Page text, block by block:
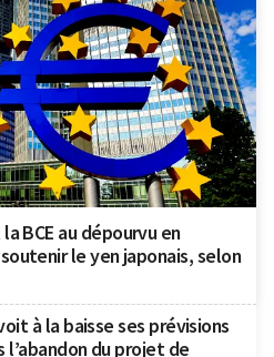
BCE au dépourvu en
le yen japonais, selon
à la baisse ses prévisions
l’abandon du projet de